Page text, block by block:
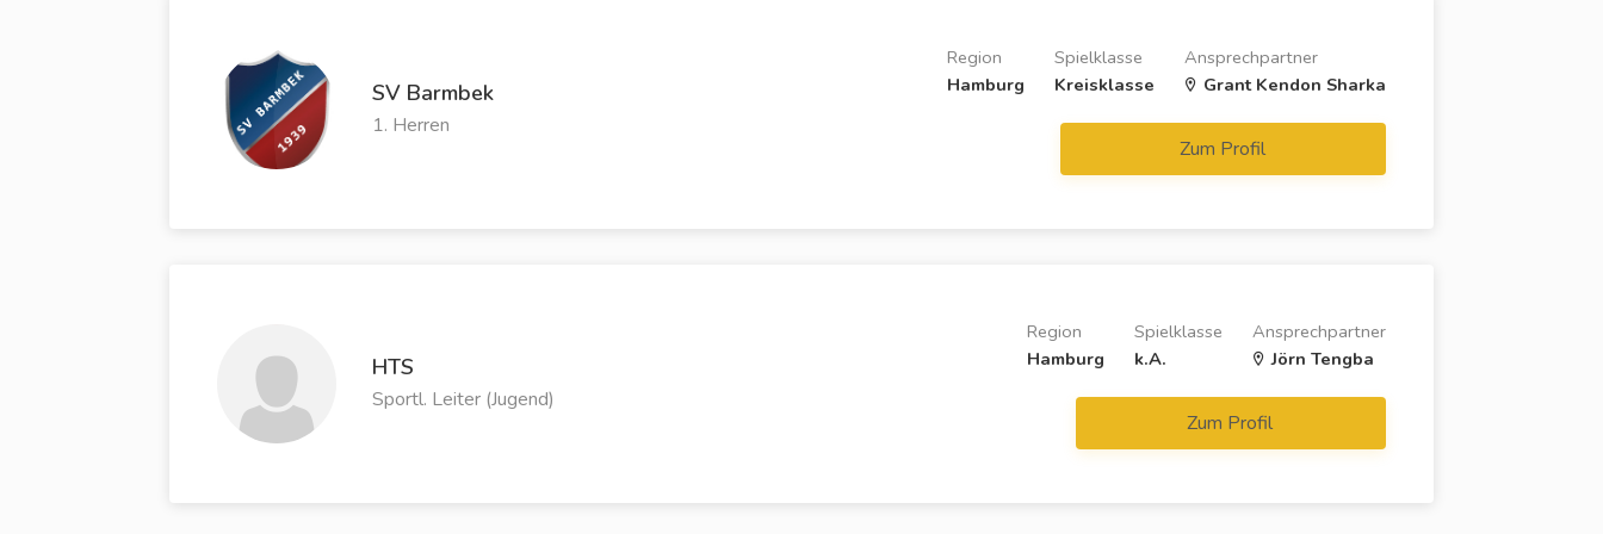
SV Barmbek
1. Herren
Ansprechpartner
Grant Kendon Sharka
Spielklasse
Kreisklasse
Region
Hamburg
Zum Profil
HTS
Sportl. Leiter (Jugend)
Ansprechpartner
Jörn Tengba
Spielklasse
k.A.
Region
Hamburg
Zum Profil